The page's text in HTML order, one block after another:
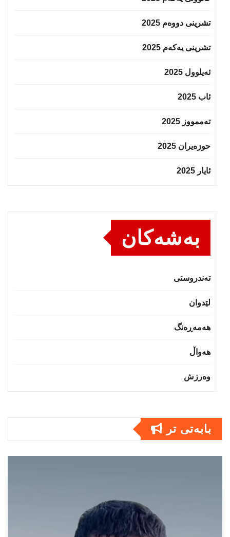
تشرینی دووەم 2025
تشرینی یەکەم 2025
ئەیلوول 2025
ئاب 2025
تەممووز 2025
حوزه‌یران 2025
ئایار 2025
بەشەکان
تەندروستى
لێدوان
هەمەڕەنگ
هەواڵ
وەرزش
بابەتى تر